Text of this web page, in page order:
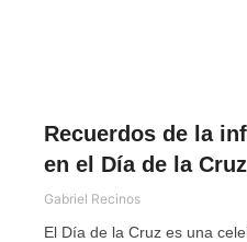
Recuerdos de la
en el Día de la Cruz
Gabriel Recinos
El Día de la Cruz es una